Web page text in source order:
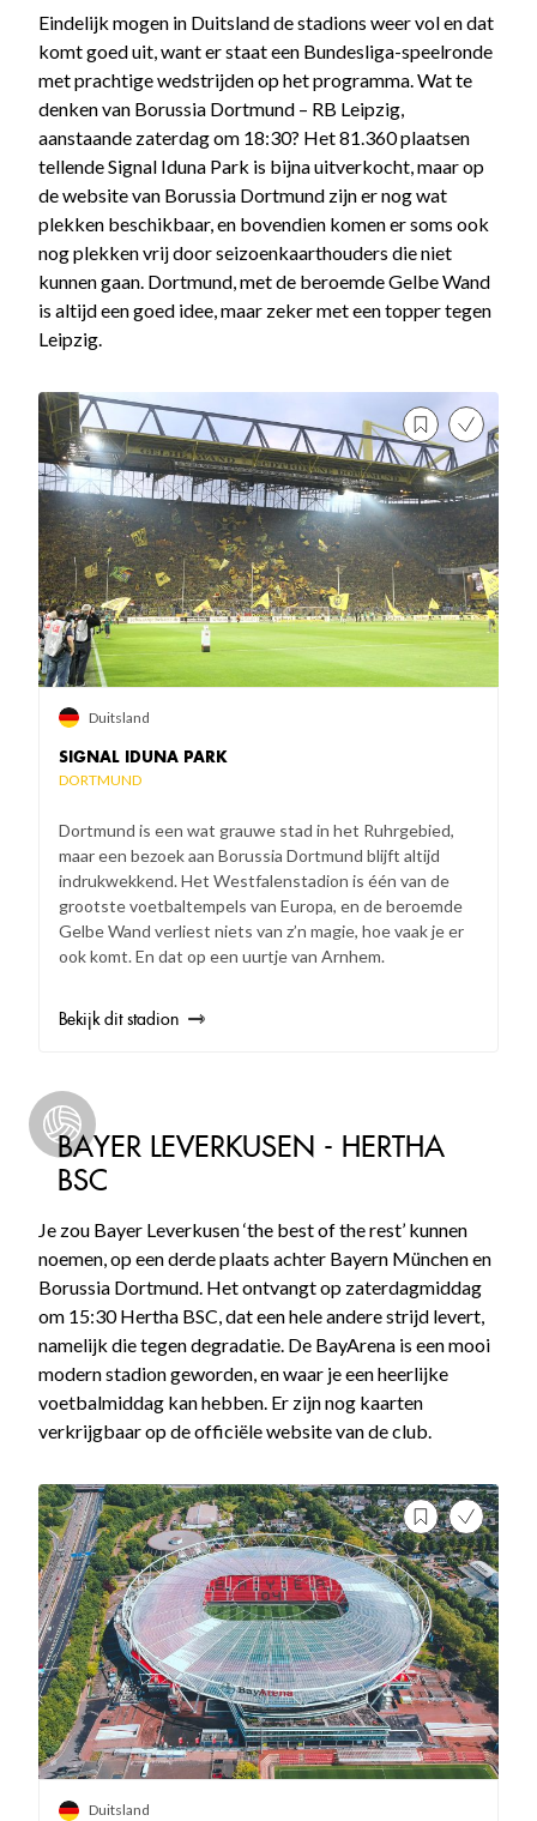
Eindelijk mogen in Duitsland de stadions weer vol en dat
komt goed uit, want er staat een Bundesliga-speelronde
met prachtige wedstrijden op het programma. Wat te
denken van Borussia Dortmund – RB Leipzig,
aanstaande zaterdag om 18:30? Het 81.360 plaatsen
tellende Signal Iduna Park is bijna uitverkocht, maar op
de website van Borussia Dortmund zijn er nog wat
plekken beschikbaar, en bovendien komen er soms ook
nog plekken vrij door seizoenkaarthouders die niet
kunnen gaan. Dortmund, met de beroemde Gelbe Wand
is altijd een goed idee, maar zeker met een topper tegen
Leipzig.
SIGNAL IDUNA PARK
DORTMUND
Dortmund is een wat grauwe stad in het Ruhrgebied,
maar een bezoek aan Borussia Dortmund blijft altijd
indrukwekkend. Het Westfalenstadion is één van de
grootste voetbaltempels van Europa, en de beroemde
Gelbe Wand verliest niets van z’n magie, hoe vaak je er
ook komt. En dat op een uurtje van Arnhem.
Duitsland
Bekijk dit stadion
BAYER LEVERKUSEN - HERTHA
BSC
Je zou Bayer Leverkusen ‘the best of the rest’ kunnen
noemen, op een derde plaats achter Bayern München en
Borussia Dortmund. Het ontvangt op zaterdagmiddag
om 15:30 Hertha BSC, dat een hele andere strijd levert,
namelijk die tegen degradatie. De BayArena is een mooi
modern stadion geworden, en waar je een heerlijke
voetbalmiddag kan hebben. Er zijn nog kaarten
verkrijgbaar op de officiële website van de club.
Duitsland